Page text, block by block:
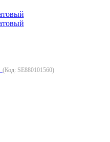
(Код: SE880101560)